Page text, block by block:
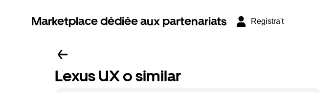
Marketplace dédiée aux partenariats Registra't
Lexus UX o similar